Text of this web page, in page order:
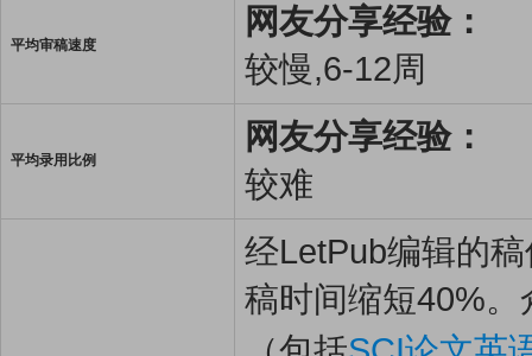
平均审稿速度
网友分享经验：
较慢,6-12周
平均录用比例
网友分享经验：
较难
经LetPub编辑的
稿时间缩短40%